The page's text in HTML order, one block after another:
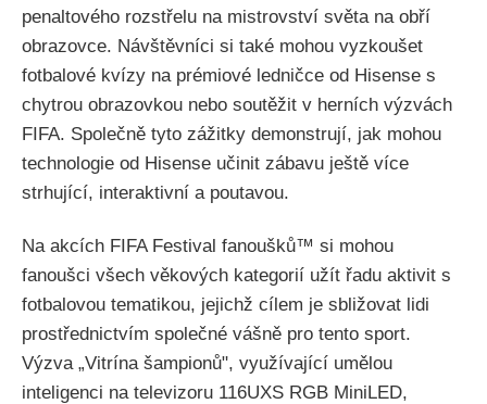
penaltového rozstřelu na mistrovství světa na obří
obrazovce. Návštěvníci si také mohou vyzkoušet
fotbalové kvízy na prémiové ledničce od Hisense s
chytrou obrazovkou nebo soutěžit v herních výzvách
FIFA. Společně tyto zážitky demonstrují, jak mohou
technologie od Hisense učinit zábavu ještě více
strhující, interaktivní a poutavou.
Na akcích FIFA Festival fanoušků™ si mohou
fanoušci všech věkových kategorií užít řadu aktivit s
fotbalovou tematikou, jejichž cílem je sbližovat lidi
prostřednictvím společné vášně pro tento sport.
Výzva „Vitrína šampionů", využívající umělou
inteligenci na televizoru 116UXS RGB MiniLED,